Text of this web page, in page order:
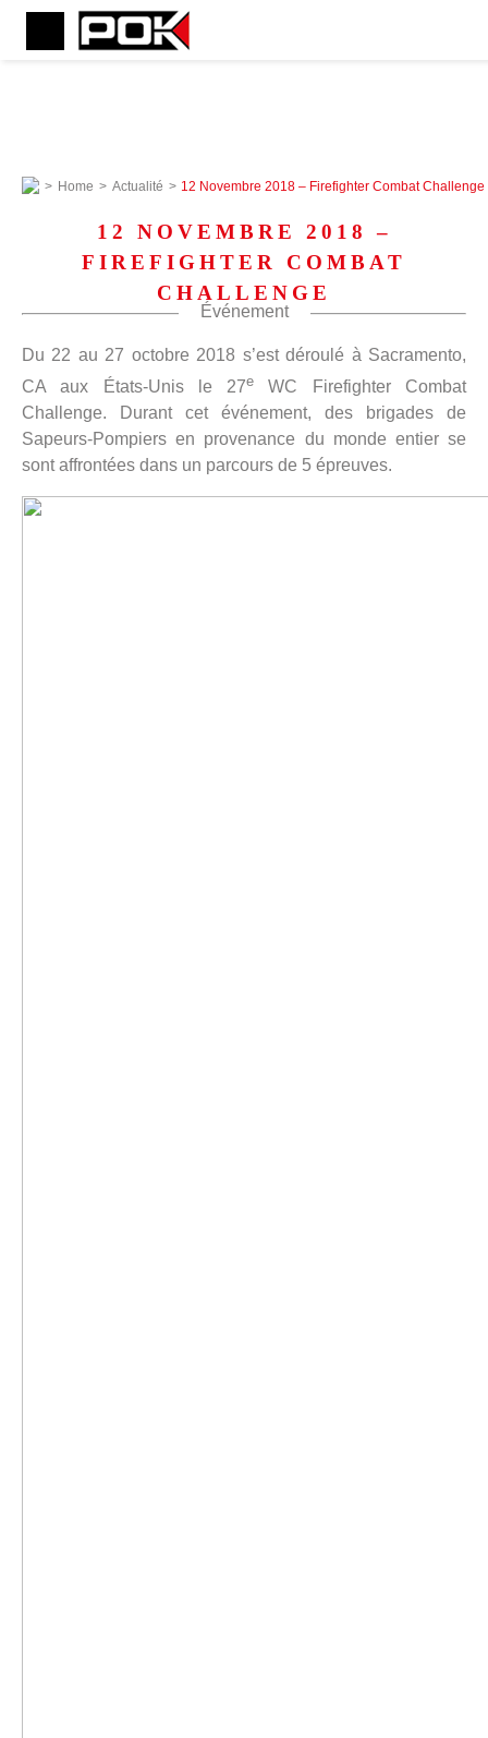
> Home > Actualité > 12 Novembre 2018 – Firefighter Combat Challenge
12 NOVEMBRE 2018 –
FIREFIGHTER COMBAT
CHALLENGE
Événement
Du 22 au 27 octobre 2018 s’est déroulé à Sacramento,
CA aux États-Unis le 27e WC Firefighter Combat
Challenge. Durant cet événement, des brigades de
Sapeurs-Pompiers en provenance du monde entier se
sont affrontées dans un parcours de 5 épreuves.